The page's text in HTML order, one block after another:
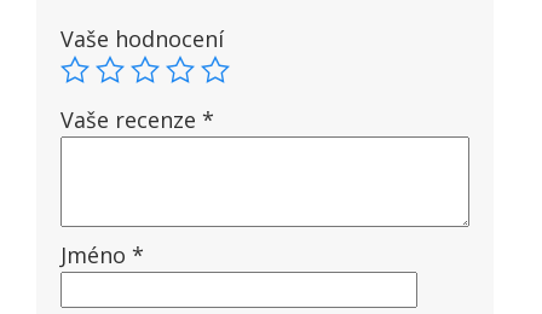
Vaše hodnocení
Vaše recenze *
Jméno *